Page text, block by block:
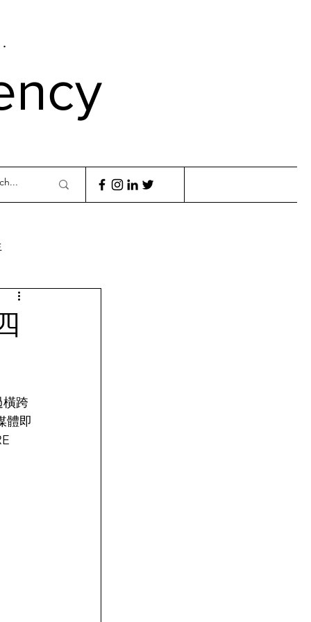
跨
體即